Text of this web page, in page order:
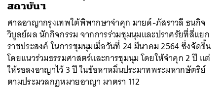
สถาบันฯ
ศาลอาญากรุงเทพใต้พิพากษาจำคุก มายด์-ภัสราวลี ธนกิจ
วิบูลย์ผล นักกิจกรรม จากการร่วมชุมนุมและปราศรัยที่สี่แยก
ราชประสงค์ ในการชุมนุมเมื่อวันที่ 24 มีนาคม 2564 ซึ่งจัดขึ้น
โดยแนวร่วมธรรมศาสตร์และการชุมนุม โดยให้จำคุก 2 ปี แต่
ให้รอลงอาญาไว้ 3 ปี ในข้อหาหมิ่นประมาทพระมหากษัตริย์
ตามประมวลกฎหมายอาญา มาตรา 112